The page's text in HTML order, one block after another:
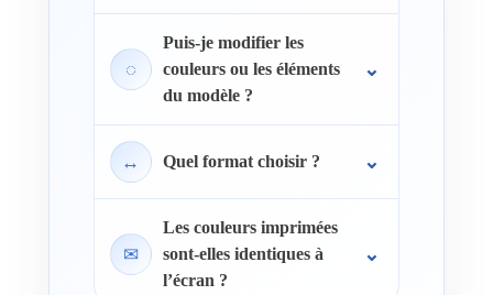
◌
Puis-je modifier les
couleurs ou les éléments
du modèle ?
↔ Quel format choisir ?
✉
Les couleurs imprimées
sont-elles identiques à
l’écran ?